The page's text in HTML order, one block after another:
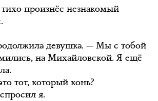
произнёс незнакомый
девушка. — Мы с тобой
на Михайловской. Я ещё
тот, который конь?
я.